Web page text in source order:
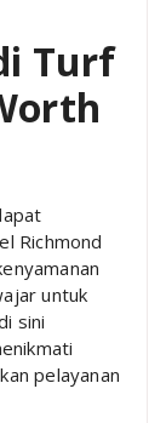
Turf
Richmond
untuk
sini
pelayanan